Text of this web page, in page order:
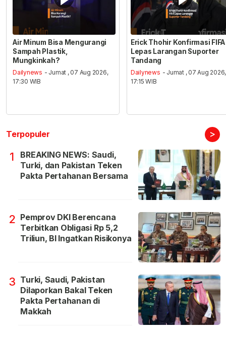
Air Minum Bisa Mengurangi
Sampah Plastik,
Mungkinkah?
Dailynews - Jumat , 07 Aug 2026,
17:30 WIB
Erick Thohir Konfirmasi FIFA
Lepas Larangan Suporter
Tandang
Dailynews - Jumat , 07 Aug 2026,
17:15 WIB
Terpopuler >
1
BREAKING NEWS: Saudi,
Turki, dan Pakistan Teken
Pakta Pertahanan Bersama
2 Pemprov DKI Berencana
Terbitkan Obligasi Rp 5,2
Triliun, BI Ingatkan Risikonya
3 Turki, Saudi, Pakistan
Dilaporkan Bakal Teken
Pakta Pertahanan di
Makkah